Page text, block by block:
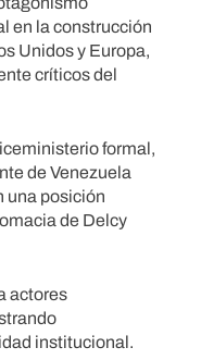
en la construcción
Unidos y Europa,
críticos del
formal,
de Venezuela
una posición
de Delcy
actores
institucional.